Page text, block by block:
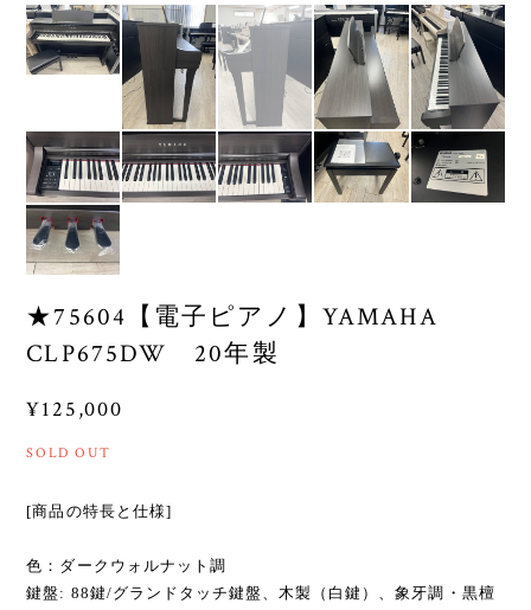
★75604【電子ピアノ】YAMAHA
CLP675DW 20年製
¥125,000
SOLD OUT
[商品の特長と仕様]
色：ダークウォルナット調
鍵盤: 88鍵/グランドタッチ鍵盤、木製（白鍵）、象牙調・黒檀